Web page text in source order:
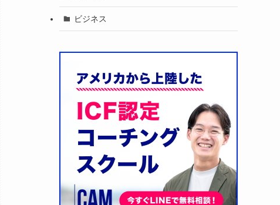
ビジネス